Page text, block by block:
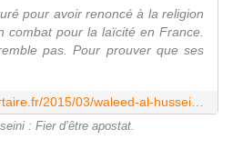
pour avoir renoncé à la religion
combat pour la laïcité en France.
pas. Pour prouver que ses
: Fier d’être apostat.